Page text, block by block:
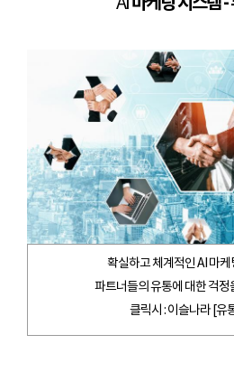
확실하고 체계적인 AI 마
파트너들의 유통에 대한 걱정
클릭시 : 이슬나라 [유